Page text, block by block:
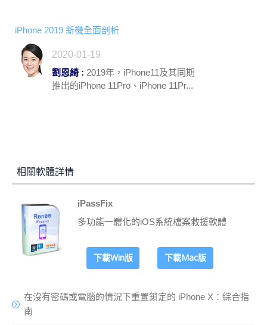
iPhone 2019 新機全面剖析
2020-01-19
劉恩綺 : 2019年，iPhone11及其同期
推出的iPhone 11Pro、iPhone 11Pr...
相關軟體詳情
iPassFix
多功能一體化的iOS系統檔案救援軟體
下載Win版 下載Mac版
在沒有密碼或電腦的情況下重置鎖定的 iPhone X：綜合指
南